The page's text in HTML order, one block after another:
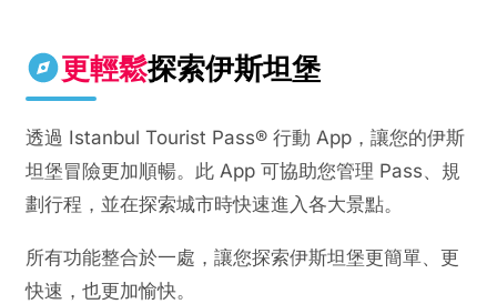
更輕鬆探索伊斯坦堡
透過 Istanbul Tourist Pass® 行動 App，讓您的伊斯
坦堡冒險更加順暢。此 App 可協助您管理 Pass、規
劃行程，並在探索城市時快速進入各大景點。
所有功能整合於一處，讓您探索伊斯坦堡更簡單、更
快速，也更加愉快。